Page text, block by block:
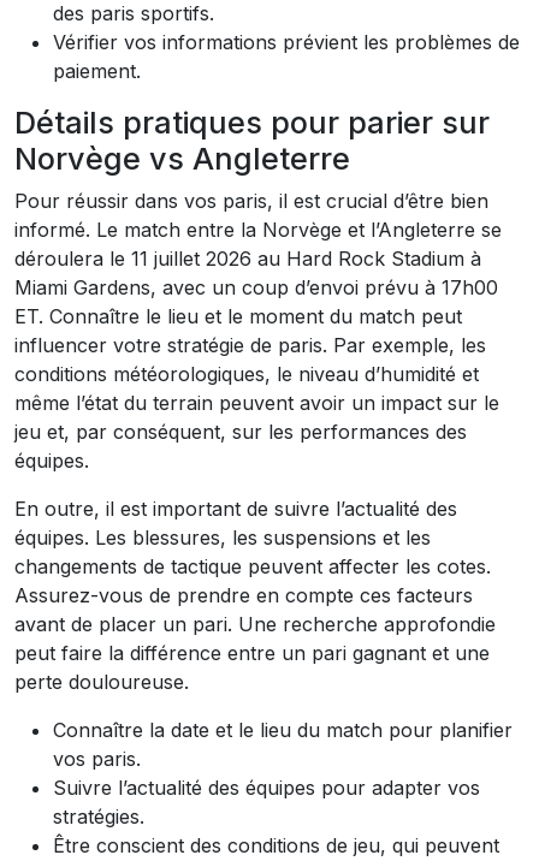
des paris sportifs.
Vérifier vos informations prévient les problèmes de
paiement.
Détails pratiques pour parier sur
Norvège vs Angleterre
Pour réussir dans vos paris, il est crucial d’être bien
informé. Le match entre la Norvège et l’Angleterre se
déroulera le 11 juillet 2026 au Hard Rock Stadium à
Miami Gardens, avec un coup d’envoi prévu à 17h00
ET. Connaître le lieu et le moment du match peut
influencer votre stratégie de paris. Par exemple, les
conditions météorologiques, le niveau d’humidité et
même l’état du terrain peuvent avoir un impact sur le
jeu et, par conséquent, sur les performances des
équipes.
En outre, il est important de suivre l’actualité des
équipes. Les blessures, les suspensions et les
changements de tactique peuvent affecter les cotes.
Assurez-vous de prendre en compte ces facteurs
avant de placer un pari. Une recherche approfondie
peut faire la différence entre un pari gagnant et une
perte douloureuse.
Connaître la date et le lieu du match pour planifier
vos paris.
Suivre l’actualité des équipes pour adapter vos
stratégies.
Être conscient des conditions de jeu, qui peuvent